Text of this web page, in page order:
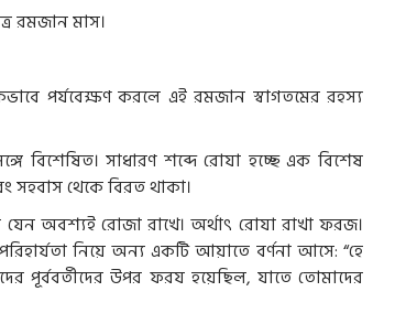
রমজান মাস।
পর্যবেক্ষণ করলে এই রমজান স্বাগতমের রহস্য
বিশেষিত। সাধারণ শব্দে রোযা হচ্ছে এক বিশেষ
সহবাস থেকে বিরত থাকা।
অবশ্যই রোজা রাখে। অর্থাৎ রোযা রাখা ফরজ।
নিয়ে অন্য একটি আয়াতে বর্ণনা আসে: “হে
পূর্ববর্তীদের উপর ফরয হয়েছিল, যাতে তোমাদের